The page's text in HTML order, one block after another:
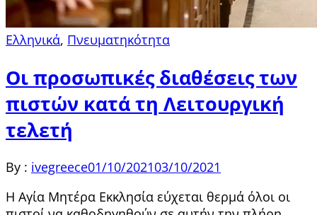
Ελληνικά, Πνευματηκότητα
Οι προσωπικές διαθέσεις των
πιστών κατά τη Λειτουργική
τελετή
By : ivegreece01/10/202103/10/2021
Η Αγία Μητέρα Εκκλησία εύχεται θερμά όλοι οι